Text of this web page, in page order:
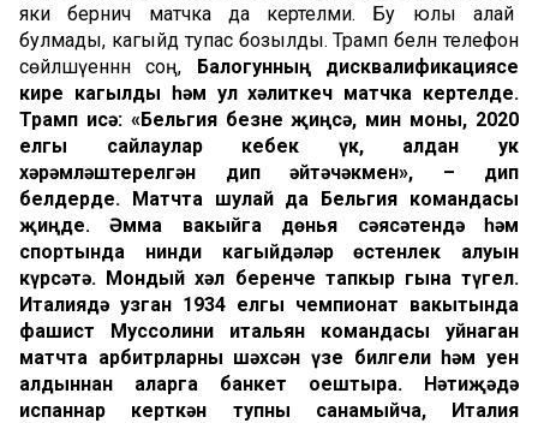
яки берничә матчка да кертелми. Бу юлы алай
булмады, кагыйдә тупас бозылды. Трамп белән телефон
сөйләшүеннән соң, Балогунның дисквалификациясе
кире кагылды һәм ул хәлиткеч матчка кертелде.
Трамп исә: «Бельгия безне җиңсә, мин моны, 2020
елгы сайлаулар кебек үк, алдан ук
хәрәмләштерелгән дип әйтәчәкмен», – дип
белдерде. Матчта шулай да Бельгия командасы
җиңде. Әмма вакыйга дөнья сәясәтендә һәм
спортында нинди кагыйдәләр өстенлек алуын
күрсәтә. Мондый хәл беренче тапкыр гына түгел.
Италиядә узган 1934 елгы чемпионат вакытында
фашист Муссолини итальян командасы уйнаган
матчта арбитрларны шәхсән үзе билгели һәм уен
алдыннан аларга банкет оештыра. Нәтиҗәдә
испаннар керткән тупны санамыйча, Италия